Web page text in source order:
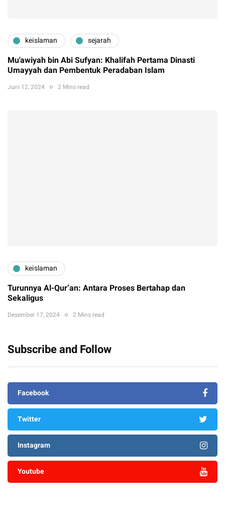
keislaman sejarah
Mu'awiyah bin Abi Sufyan: Khalifah Pertama Dinasti
Umayyah dan Pembentuk Peradaban Islam
Juni 12, 2024 2 Mins read
keislaman
Turunnya Al-Qur’an: Antara Proses Bertahap dan
Sekaligus
Desember 17, 2024 2 Mins read
Subscribe and Follow
Facebook
Twitter
Instagram
Youtube